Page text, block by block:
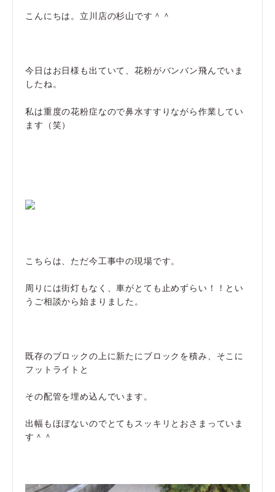
こんにちは。立川店の杉山です＾＾
今日はお日様も出ていて、花粉がバンバン飛んでいま
したね。
私は重度の花粉症なので鼻水すすりながら作業してい
ます（笑）
こちらは、ただ今工事中の現場です。
周りには街灯もなく、車がとても止めずらい！！とい
うご相談から始まりました。
既存のブロックの上に新たにブロックを積み、そこに
フットライトと
その配管を埋め込んでいます。
出幅もほぼないのでとてもスッキリとおさまっていま
す＾＾